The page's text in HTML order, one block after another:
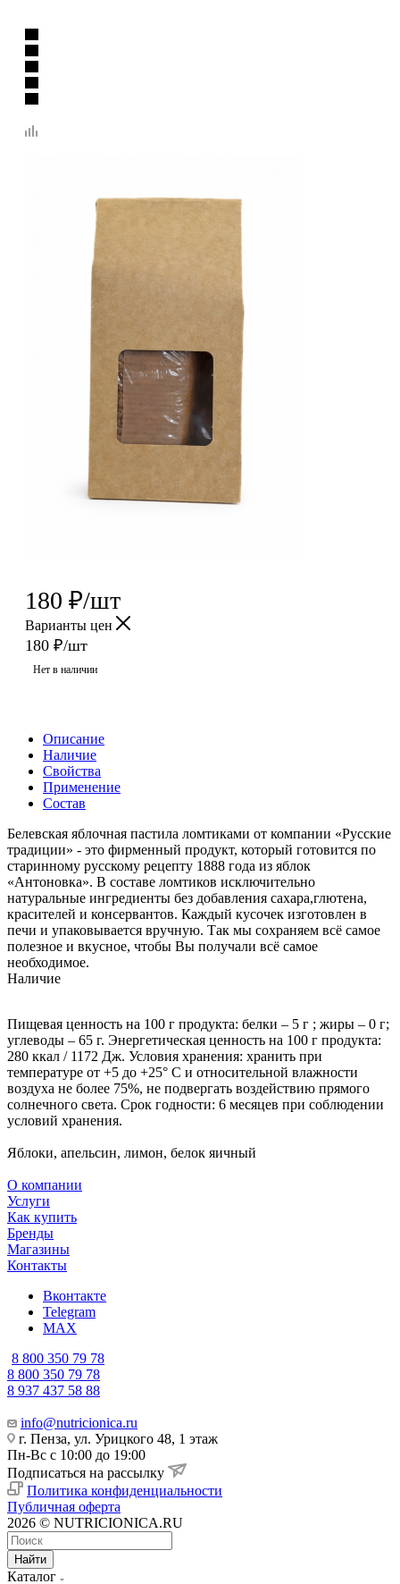
180 ₽/шт
Варианты цен
180 ₽/шт
Нет в наличии
Описание
Наличие
Свойства
Применение
Состав
Белевская яблочная пастила ломтиками от компании «Русские
традиции» - это фирменный продукт, который готовится по
старинному русскому рецепту 1888 года из яблок
«Антоновка». В составе ломтиков исключительно
натуральные ингредиенты без добавления сахара,глютена,
красителей и консервантов. Каждый кусочек изготовлен в
печи и упаковывается вручную. Так мы сохраняем всё самое
полезное и вкусное, чтобы Вы получали всё самое
необходимое.
Наличие
Пищевая ценность на 100 г продукта: белки – 5 г ; жиры – 0 г;
углеводы – 65 г. Энергетическая ценность на 100 г продукта:
280 ккал / 1172 Дж. Условия хранения: хранить при
температуре от +5 до +25° С и относительной влажности
воздуха не более 75%, не подвергать воздействию прямого
солнечного света. Срок годности: 6 месяцев при соблюдении
условий хранения.
Яблоки, апельсин, лимон, белок яичный
О компании
Услуги
Как купить
Бренды
Магазины
Контакты
Вконтакте
Telegram
MAX
8 800 350 79 78
8 800 350 79 78
8 937 437 58 88
info@nutricionica.ru
г. Пенза, ул. Урицкого 48, 1 этаж
Пн-Вс с 10:00 до 19:00
Подписаться на рассылку
Политика конфиденциальности
Публичная оферта
2026 © NUTRICIONICA.RU
Найти
Каталог